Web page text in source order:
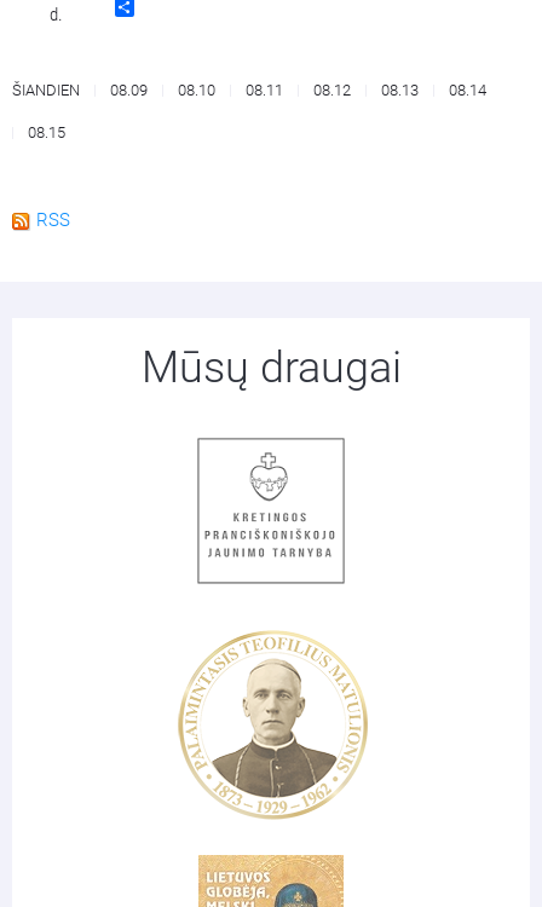
d.
ŠIANDIEN 08.09 08.10 08.11 08.12 08.13 08.14
08.15
RSS
Mūsų draugai